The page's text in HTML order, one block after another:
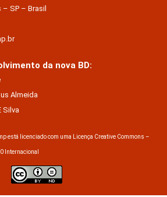
– SP – Brasil
da nova BD:
Almeida
Silva
está licenciado com uma Licença Creative Commons –
Internacional